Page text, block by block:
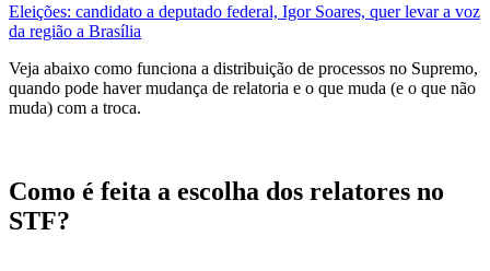
Eleições: candidato a deputado federal, Igor Soares, quer levar a voz
da região a Brasília
Veja abaixo como funciona a distribuição de processos no Supremo,
quando pode haver mudança de relatoria e o que muda (e o que não
muda) com a troca.
Como é feita a escolha dos relatores no
STF?